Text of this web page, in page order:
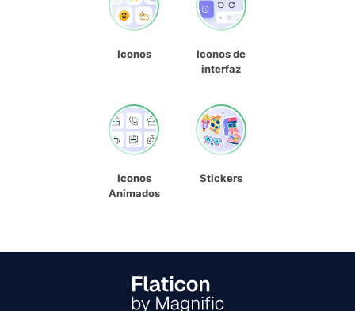
Iconos
Iconos de
interfaz
Iconos
Animados
Stickers